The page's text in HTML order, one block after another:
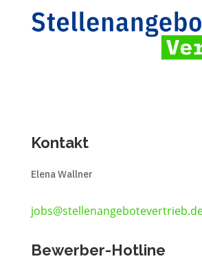
Kontakt
Elena Wallner
Bewerber-Hotline